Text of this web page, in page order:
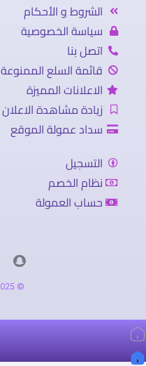
الشروط و الأحكام
سياسة الخصوصية
اتصل بنا
قائمة السلع الممنوعة
الاعلانات المميزة
زيادة مشاهدة الاعلان
سداد عمولة الموقع
التسجيل
نظام الخصم
حساب العمولة
© 2025 alambaba